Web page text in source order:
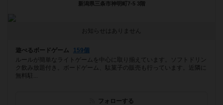
新潟県三条市神明町7-5 3階
お知らせはありません
遊べるボードゲーム
159個
ルールが簡単なライトゲームを中心に取り揃えています。ソフトドリン
ク飲み放題付き。ボードゲーム、駄菓子の販売も行っています。近隣に
無料駐...
フォローする